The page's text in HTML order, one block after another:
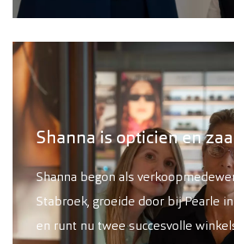
Shanna is opticien en
Shanna begon als
Stabroek, groeide door bij Pearle
en runt nu twee succesvolle